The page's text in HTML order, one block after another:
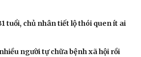
tuổi, chủ nhân tiết lộ thói quen ít ai
người tự chữa bệnh xã hội rồi